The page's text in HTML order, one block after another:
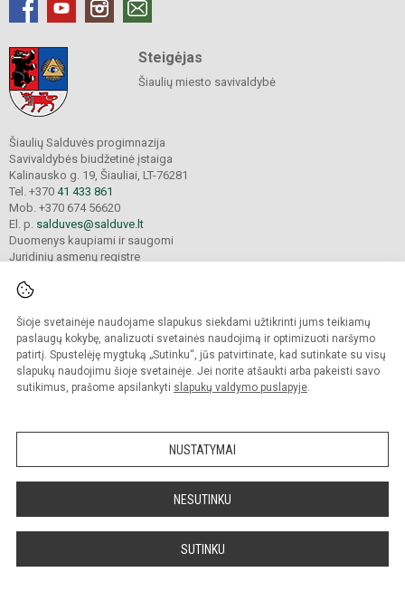
Šioje svetainėje naudojame slapukus siekdami užtikrinti jums teikiamų
paslaugų kokybę, analizuoti svetainės naudojimą ir optimizuoti naršymo
patirtį. Spustelėję mygtuką „Sutinku“, jūs patvirtinate, kad sutinkate su visų
slapukų naudojimu šioje svetainėje. Jei norite atšaukti arba pakeisti savo
sutikimus, prašome apsilankyti slapukų valdymo puslapyje.
NUSTATYMAI
NESUTINKU
SUTINKU
Steigėjas
Šiaulių miesto savivaldybė
Šiaulių Salduvės progimnazija
Savivaldybės biudžetinė įstaiga
Kalinausko g. 19, Šiauliai, LT-76281
Tel. +370 41 433 861
Mob. +370 674 56620
El. p. salduves@salduve.lt
Duomenys kaupiami ir saugomi
Juridinių asmenų registre
© 2026. Šiaulių Salduvės progimnazija. Visos teisės saugomos.
Kopijuoti turinį be raštiško įstaigos administracijos sutikimo griežtai draudžiama.